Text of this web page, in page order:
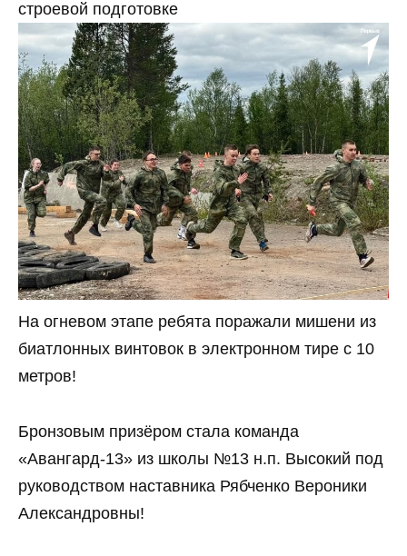
строевой подготовке
На огневом этапе ребята поражали мишени из
биатлонных винтовок в электронном тире с 10
метров!
Бронзовым призёром стала команда
«Авангард-13» из школы №13 н.п. Высокий под
руководством наставника Рябченко Вероники
Александровны!